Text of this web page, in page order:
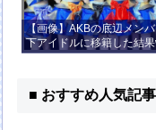
【画像】AKBの底辺メン
下アイドルに移籍した結
■ おすすめ人気記